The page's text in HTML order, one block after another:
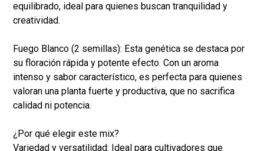
equilibrado, ideal para quienes buscan tranquilidad y
creatividad.
Fuego Blanco (2 semillas): Esta genética se destaca por
su floración rápida y potente efecto. Con un aroma
intenso y sabor característico, es perfecta para quienes
valoran una planta fuerte y productiva, que no sacrifica
calidad ni potencia.
¿Por qué elegir este mix?
Variedad y versatilidad: Ideal para cultivadores que